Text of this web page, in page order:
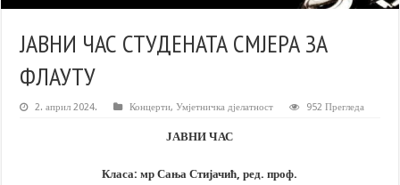
ЈАВНИ ЧАС СТУДЕНАТА СМЈЕРА ЗА
ФЛАУТУ
2. април 2024. Концерти,Умјетничка дјелатност 952 Прегледа
ЈАВНИ ЧАС
Класа: мр Сања Стијачић, ред. проф.